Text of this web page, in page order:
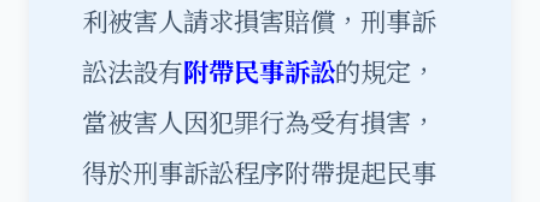
利被害人請求損害賠償，刑事訴
訟法設有附帶民事訴訟的規定，
當被害人因犯罪行為受有損害，
得於刑事訴訟程序附帶提起民事